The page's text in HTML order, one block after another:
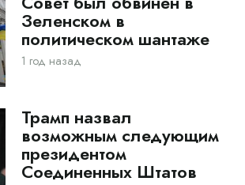
Зеленском в
политическом шантаже
1 год назад
Трамп назвал
возможным следующим
президентом
Соединенных Штатов